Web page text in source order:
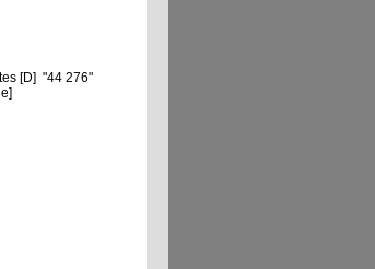
[D] "44 276"